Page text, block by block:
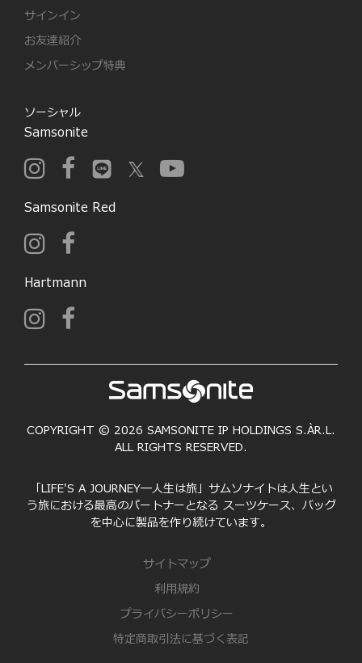
サインイン
お友達紹介
メンバーシップ特典
ソーシャル
Samsonite
Samsonite Red
Hartmann
COPYRIGHT © 2026 SAMSONITE IP HOLDINGS S.ÀR.L.
ALL RIGHTS RESERVED.
「LIFE'S A JOURNEY―人生は旅」サムソナイトは人生とい
う旅における最高のパートナーとなる スーツケース、バッグ
を中心に製品を作り続けています。
サイトマップ
利用規約
プライバシーポリシー
特定商取引法に基づく表記